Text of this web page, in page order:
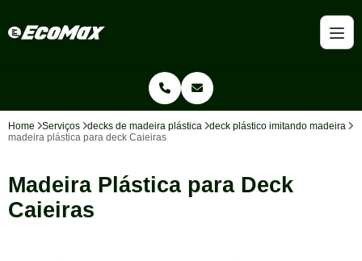
Home Serviços decks de madeira plástica
deck plástico imitando madeira
madeira plástica para deck Caieiras
Madeira Plástica para Deck
Caieiras